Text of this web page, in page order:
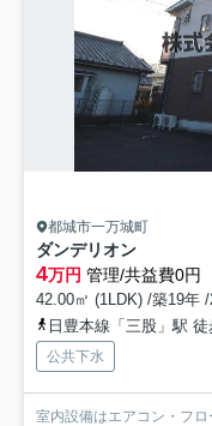
都城市一万城町
ダンデリオン
4万円 管理/共益費0円
42.00㎡ (1LDK) /築19年 /
日豊本線「三股」駅
公共下水
室内設備はエアコン・フ